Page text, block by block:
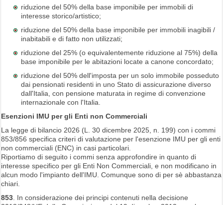
riduzione del 50% della base imponibile per immobili di
interesse storico/artistico;
riduzione del 50% della base imponibile per immobili inagibili /
inabitabili e di fatto non utilizzati;
riduzione del 25% (o equivalentemente riduzione al 75%) della
base imponibile per le abitazioni locate a canone concordato;
riduzione del 50% dell'imposta per un solo immobile posseduto
dai pensionati residenti in uno Stato di assicurazione diverso
dall'Italia, con pensione maturata in regime di convenzione
internazionale con l'Italia.
Esenzioni IMU per gli Enti non Commerciali
La legge di bilancio 2026 (L. 30 dicembre 2025, n. 199) con i commi
853/856 specifica criteri di valutazione per l'esenzione IMU per gli enti
non commerciali (ENC) in casi particolari.
Riportiamo di seguito i commi senza approfondire in quanto di
interesse specifico per gli Enti Non Commerciali, e non modificano in
alcun modo l'impianto dell'IMU. Comunque sono di per sè abbastanza
chiari.
853. In considerazione dei principi contenuti nella decisione